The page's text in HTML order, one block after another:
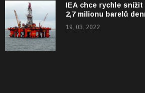
IEA chce rychle
2,7 milionu barelů
19. 03. 2022